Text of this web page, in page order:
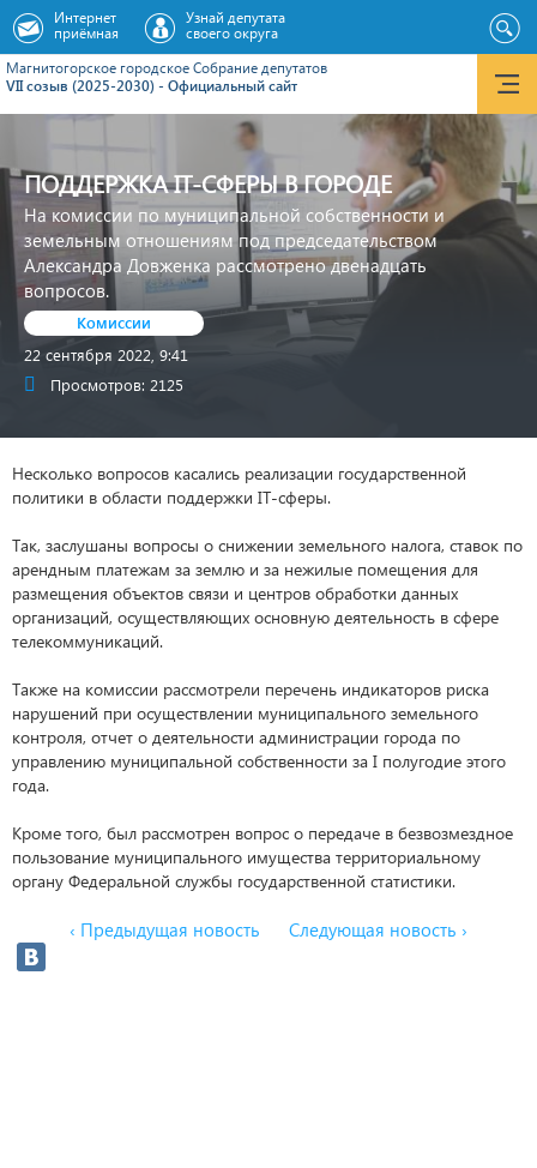
Магнитогорское городское Cобрание депутатов
VII созыв (2025-2030) - Официальный сайт
Интернет
приёмная
Узнай депутата
своего округа
ПОДДЕРЖКА IT-СФЕРЫ В ГОРОДЕ
На комиссии по муниципальной собственности и
земельным отношениям под председательством
Александра Довженка рассмотрено двенадцать
вопросов.
Комиссии
22 сентября 2022, 9:41
Просмотров: 2125
Несколько вопросов касались реализации государственной
политики в области поддержки IT-сферы.
Так, заслушаны вопросы о снижении земельного налога, ставок по
арендным платежам за землю и за нежилые помещения для
размещения объектов связи и центров обработки данных
организаций, осуществляющих основную деятельность в сфере
телекоммуникаций.
Также на комиссии рассмотрели перечень индикаторов риска
нарушений при осуществлении муниципального земельного
контроля, отчет о деятельности администрации города по
управлению муниципальной собственности за I полугодие этого
года.
Кроме того, был рассмотрен вопрос о передаче в безвозмездное
пользование муниципального имущества территориальному
органу Федеральной службы государственной статистики.
‹ Предыдущая новость Следующая новость ›